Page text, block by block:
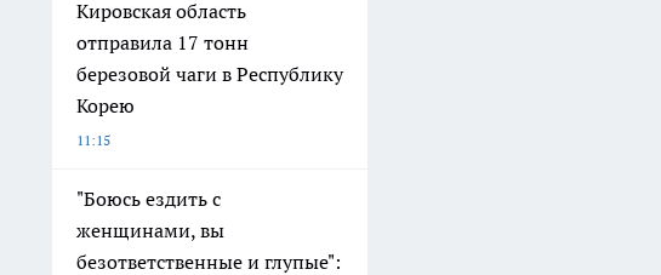
Кировская область
отправила 17 тонн
березовой чаги в Республику
Корею
11:15
"Боюсь ездить с
женщинами, вы
безответственные и глупые":